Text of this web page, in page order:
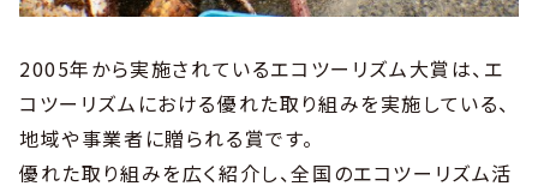
2005年から実施されているエコツーリズム大賞は、エ
コツーリズムにおける優れた取り組みを実施している、
地域や事業者に贈られる賞です。
優れた取り組みを広く紹介し、全国のエコツーリズム活